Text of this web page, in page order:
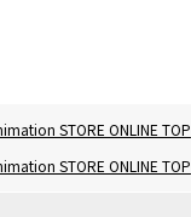
STORE ONLINE TOP
STORE ONLINE TOP